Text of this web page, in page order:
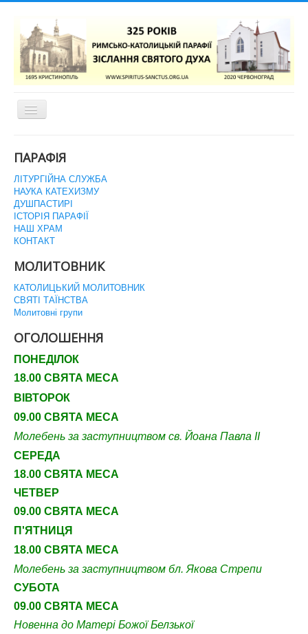
Перемикач
навігації
ПАРАФІЯ
ЛІТУРГІЙНА СЛУЖБА
НАУКА КАТЕХИЗМУ
ДУШПАСТИРІ
ІСТОРІЯ ПАРАФІЇ
НАШ ХРАМ
КОНТАКТ
МОЛИТОВНИК
КАТОЛИЦЬКИЙ МОЛИТОВНИК
СВЯТІ ТАЇНСТВА
Молитовні групи
ОГОЛОШЕННЯ
ПОНЕДІЛОК
18.00 СВЯТА МЕСА
ВІВТОРОК
09.00 СВЯТА МЕСА
Молебень за заступництвом св. Йоана Павла ІІ
СЕРЕДА
18.00 СВЯТА МЕСА
ЧЕТВЕР
09.00 СВЯТА МЕСА
П'ЯТНИЦЯ
18.00 СВЯТА МЕСА
Молебень за заступництвом бл. Якова Стрепи
СУБОТА
09.00 СВЯТА МЕСА
Новенна до Матері Божої Белзької